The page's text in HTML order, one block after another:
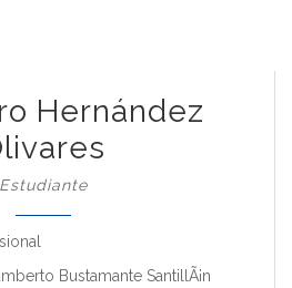
Hernández
Estudiante
Bustamante SantillÃ¡n